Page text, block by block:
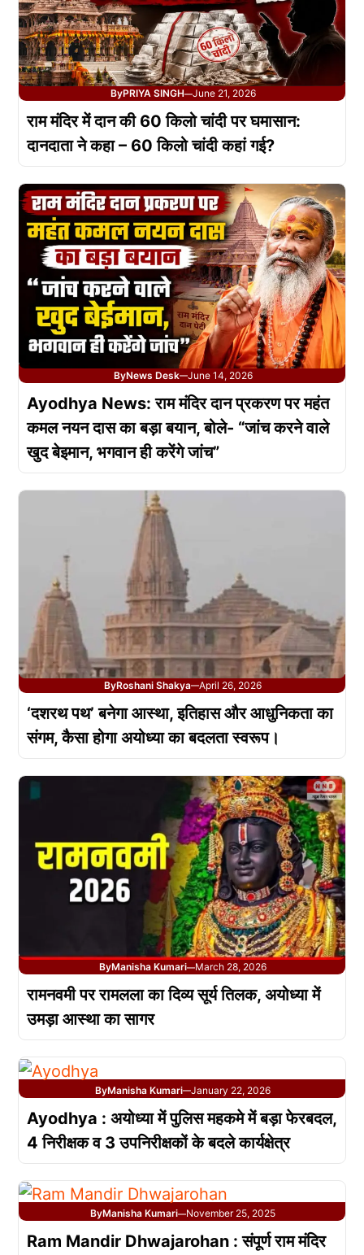
ByPRIYA SINGH—June 21, 2026
राम मंदिर में दान की 60 किलो चांदी पर घमासान:
दानदाता ने कहा – 60 किलो चांदी कहां गई?
ByNews Desk—June 14, 2026
Ayodhya News: राम मंदिर दान प्रकरण पर महंत
कमल नयन दास का बड़ा बयान, बोले- “जांच करने वाले
खुद बेइमान, भगवान ही करेंगे जांच”
ByRoshani Shakya—April 26, 2026
‘दशरथ पथ’ बनेगा आस्था, इतिहास और आधुनिकता का
संगम, कैसा होगा अयोध्या का बदलता स्वरूप।
ByManisha Kumari—March 28, 2026
रामनवमी पर रामलला का दिव्य सूर्य तिलक, अयोध्या में
उमड़ा आस्था का सागर
ByManisha Kumari—January 22, 2026
Ayodhya : अयोध्या में पुलिस महकमे में बड़ा फेरबदल,
4 निरीक्षक व 3 उपनिरीक्षकों के बदले कार्यक्षेत्र
ByManisha Kumari—November 25, 2025
Ram Mandir Dhwajarohan : संपूर्ण राम मंदिर